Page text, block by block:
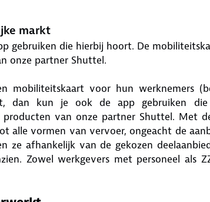
markt
gebruiken die hierbij hoort. De
onze partner Shuttel.
mobiliteitskaart voor hun werknemers
dan kun je ook de app gebruiken
van onze partner Shuttel. Met
alle vormen van vervoer, ongeacht de
ze afhankelijk van de gekozen
Zowel werkgevers met personeel als